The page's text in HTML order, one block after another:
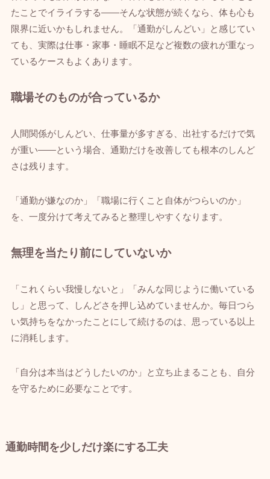
たことでイライラする——そんな状態が続くなら、体も心も
限界に近いかもしれません。「通勤がしんどい」と感じてい
ても、実際は仕事・家事・睡眠不足など複数の疲れが重なっ
ているケースもよくあります。
職場そのものが合っているか
人間関係がしんどい、仕事量が多すぎる、出社するだけで気
が重い——という場合、通勤だけを改善しても根本のしんど
さは残ります。
「通勤が嫌なのか」「職場に行くこと自体がつらいのか」
を、一度分けて考えてみると整理しやすくなります。
無理を当たり前にしていないか
「これくらい我慢しないと」「みんな同じように働いている
し」と思って、しんどさを押し込めていませんか。毎日つら
い気持ちをなかったことにして続けるのは、思っている以上
に消耗します。
「自分は本当はどうしたいのか」と立ち止まることも、自分
を守るために必要なことです。
通勤時間を少しだけ楽にする工夫